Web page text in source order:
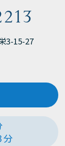
3-15-27
分